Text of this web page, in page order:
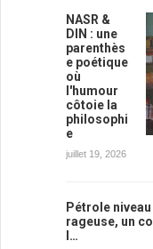
NASR &
DIN : une
parenthès
e poétique
où
l'humour
côtoie la
philosophi
e
juillet 19, 2026
Pétrole
rageuse, un
l…